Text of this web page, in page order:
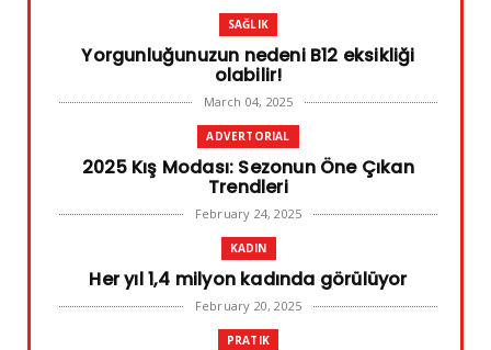
SAĞLIK
Yorgunluğunuzun nedeni B12 eksikliği
olabilir!
March 04, 2025
ADVERTORIAL
2025 Kış Modası: Sezonun Öne Çıkan
Trendleri
February 24, 2025
KADIN
Her yıl 1,4 milyon kadında görülüyor
February 20, 2025
PRATIK